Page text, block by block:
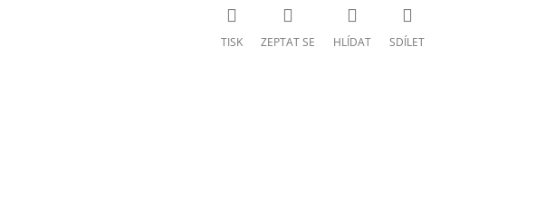
TISK ZEPTAT SE HLÍDAT SDÍLET